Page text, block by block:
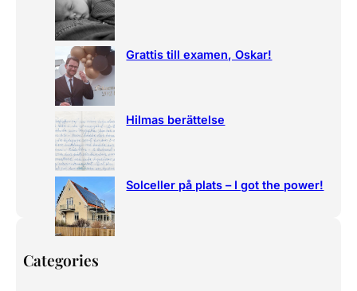
Grattis till examen, Oskar!
Hilmas berättelse
Solceller på plats – I got the power!
Categories